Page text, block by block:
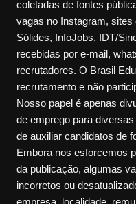
coletadas de fontes
vagas no Instagram,
Sólides, InfoJobs, IDT/
recebidas por e-mail,
recrutadores. O Brasil
recrutamento e não
Nosso papel é apenas
de emprego para
de auxiliar candidatos de
Embora nos esforcemos
da publicação, algumas
incorretos ou
empresa, localidade,